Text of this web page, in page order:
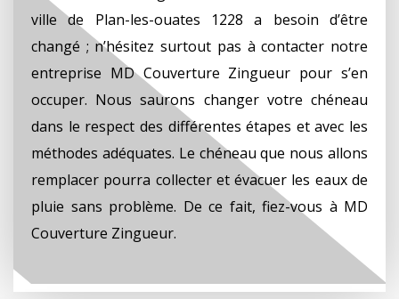
ville de Plan-les-ouates 1228 a besoin d’être
changé ; n’hésitez surtout pas à contacter notre
entreprise MD Couverture Zingueur pour s’en
occuper. Nous saurons changer votre chéneau
dans le respect des différentes étapes et avec les
méthodes adéquates. Le chéneau que nous allons
remplacer pourra collecter et évacuer les eaux de
pluie sans problème. De ce fait, fiez-vous à MD
Couverture Zingueur.